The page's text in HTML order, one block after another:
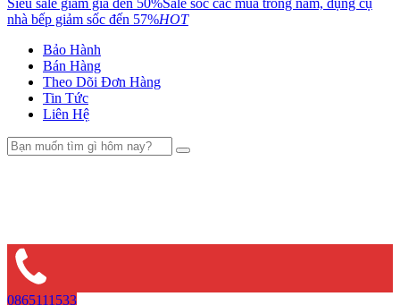
Siêu sale giảm giá đến 50%Sale sốc các mùa trong năm, dụng cụ
nhà bếp giảm sốc đến 57%HOT
Bảo Hành
Bán Hàng
Theo Dõi Đơn Hàng
Tin Tức
Liên Hệ
0865111533